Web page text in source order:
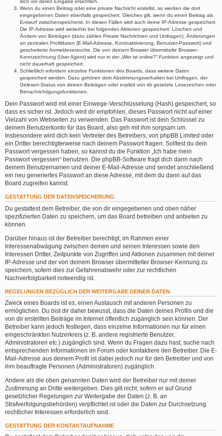
dich vor deren Eingabe ersichtlich.
Wenn du einen Beitrag oder eine private Nachricht erstellst, so werden die dort
eingegebenen Daten ebenfalls gespeichert. Gleiches gilt, wenn du einen Beitrag als
Entwurf zwischenspeicherst. In diesen Fällen wird auch deine IP-Adresse gespeichert.
Die IP-Adresse wird weiterhin bei folgenden Aktionen gespeichert: Löschen und
Ändern von Beiträgen (dazu zählen Private Nachrichten und Umfragen), Änderungen
an zentralen Profildaten (E-Mail-Adresse, Kontoaktivierung, Benutzer-Passwort) und
gescheiterte Anmeldeversuche. Die von deinem Browser übermittelte Browser-
Kennzeichnung (User Agent) wird nur in der „Wer ist online?“-Funktion angezeigt und
nicht dauerhaft gespeichert.
Schließlich erfordern einzelne Funktionen des Boards, dass weitere Daten
gespeichert werden. Dazu gehören dein Abstimmungsverhalten bei Umfragen, der
Gelesen-Status von deinen Beiträgen oder explizit von dir gesetzte Lesezeichen oder
Benachrichtigungsfunktionen.
Dein Passwort wird mit einer Einwege-Verschlüsselung (Hash) gespeichert, so
dass es sicher ist. Jedoch wird dir empfohlen, dieses Passwort nicht auf einer
Vielzahl von Webseiten zu verwenden. Das Passwort ist dein Schlüssel zu
deinem Benutzerkonto für das Board, also geh mit ihm sorgsam um.
Insbesondere wird dich kein Vertreter des Betreibers, von phpBB Limited oder
ein Dritter berechtigterweise nach deinem Passwort fragen. Solltest du dein
Passwort vergessen haben, so kannst du die Funktion „Ich habe mein
Passwort vergessen“ benutzen. Die phpBB-Software fragt dich dann nach
deinem Benutzernamen und deiner E-Mail-Adresse und sendet anschließend
ein neu generiertes Passwort an diese Adresse, mit dem du dann auf das
Board zugreifen kannst.
GESTATTUNG DER DATENSPEICHERUNG
Du gestattest dem Betreiber, die von dir eingegebenen und oben näher
spezifizierten Daten zu speichern, um das Board betreiben und anbieten zu
können.
Darüber hinaus ist der Betreiber berechtigt, im Rahmen einer
Interessenabwägung zwischen deinen und seinen Interessen sowie den
Interessen Dritter, Zeitpunkte von Zugriffen und Aktionen zusammen mit deiner
IP-Adresse und der von deinem Browser übermittelter Browser-Kennung zu
speichern, sofern dies zur Gefahrenabwehr oder zur rechtlichen
Nachverfolgbarkeit notwendig ist.
REGELUNGEN BEZÜGLICH DER WEITERGABE DEINER DATEN
Zweck eines Boards ist es, einen Austausch mit anderen Personen zu
ermöglichen. Du bist dir daher bewusst, dass die Daten deines Profils und die
von dir erstellten Beiträge im Internet öffentlich zugänglich sein können. Der
Betreiber kann jedoch festlegen, dass einzelne Informationen nur für einen
eingeschränkten Nutzerkreis (z. B. andere registrierte Benutzer,
Administratoren etc.) zugänglich sind. Wenn du Fragen dazu hast, suche nach
entsprechenden Informationen im Forum oder kontaktiere den Betreiber. Die E-
Mail-Adresse aus deinem Profil ist dabei jedoch nur für den Betreiber und von
ihm beauftragte Personen (Administratoren) zugänglich.
Andere als die oben genannten Daten wird der Betreiber nur mit deiner
Zustimmung an Dritte weitergeben. Dies gilt nicht, sofern er auf Grund
gesetzlicher Regelungen zur Weitergabe der Daten (z. B. an
Strafverfolgungsbehörden) verpflichtet ist oder die Daten zur Durchsetzung
rechtlicher Interessen erforderlich sind.
GESTATTUNG DER KONTAKTAUFNAHME